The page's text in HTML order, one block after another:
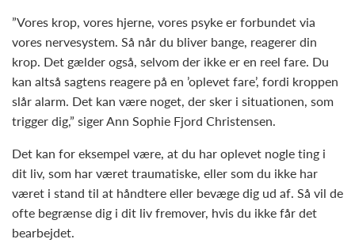
”Vores krop, vores hjerne, vores psyke er forbundet via
vores nervesystem. Så når du bliver bange, reagerer din
krop. Det gælder også, selvom der ikke er en reel fare. Du
kan altså sagtens reagere på en ’oplevet fare’, fordi kroppen
slår alarm. Det kan være noget, der sker i situationen, som
trigger dig,” siger Ann Sophie Fjord Christensen.
Det kan for eksempel være, at du har oplevet nogle ting i
dit liv, som har været traumatiske, eller som du ikke har
været i stand til at håndtere eller bevæge dig ud af. Så vil de
ofte begrænse dig i dit liv fremover, hvis du ikke får det
bearbejdet.